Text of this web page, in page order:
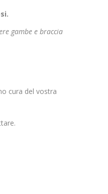
gambe e braccia
cura del vostra